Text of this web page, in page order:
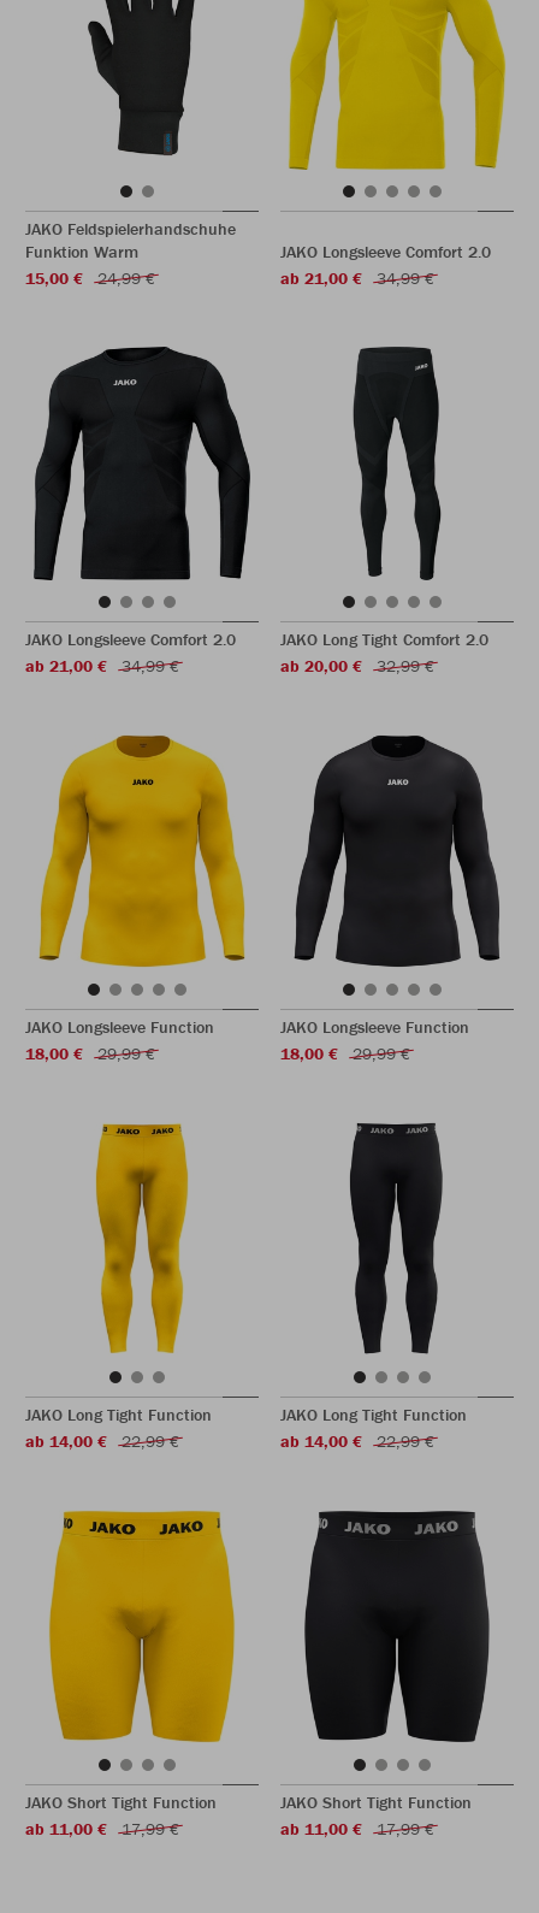
JAKO Feldspielerhandschuhe
Funktion Warm
15,00 €
24,99 €
JAKO Longsleeve Comfort 2.0
ab 21,00 €
34,99 €
JAKO Longsleeve Comfort 2.0
ab 21,00 €
34,99 €
JAKO Long Tight Comfort 2.0
ab 20,00 €
32,99 €
JAKO Longsleeve Function
18,00 €
29,99 €
JAKO Longsleeve Function
18,00 €
29,99 €
JAKO Long Tight Function
ab 14,00 €
22,99 €
JAKO Long Tight Function
ab 14,00 €
22,99 €
JAKO Short Tight Function
ab 11,00 €
17,99 €
JAKO Short Tight Function
ab 11,00 €
17,99 €